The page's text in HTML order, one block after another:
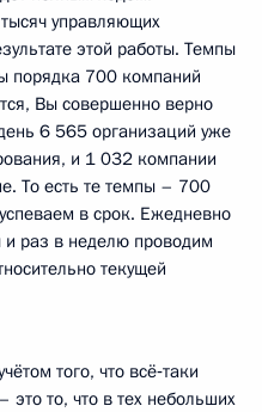
управляющих
этой работы. Темпы
порядка 700 компаний
Вы совершенно верно
6 565 организаций уже
и 1 032 компании
То есть те темпы – 700
в срок. Ежедневно
раз в неделю проводим
текущей
того, что всё‑таки
это то, что в тех небольших